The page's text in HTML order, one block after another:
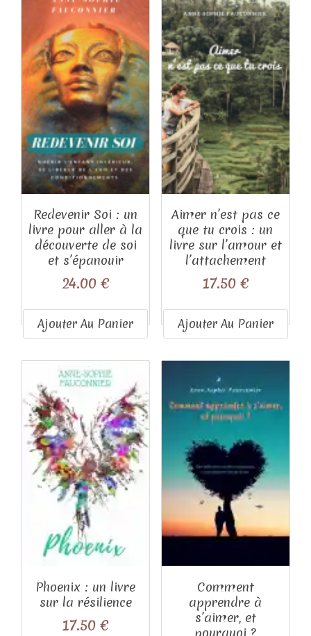
plus
ancien
Redevenir Soi : un
livre pour aller à la
découverte de soi
et s’épanouir
24.00€
Ajouter Au Panier
Aimer n’est pas ce
que tu crois : un
livre sur l’amour et
l’attachement
17.50€
Ajouter Au Panier
Phoenix : un livre
sur la résilience
17.50€
Comment
apprendre à
s’aimer, et